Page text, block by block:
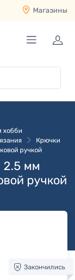
Магазины
хобби
Крючки
ручкой
2.5 мм
ручкой
Закончились